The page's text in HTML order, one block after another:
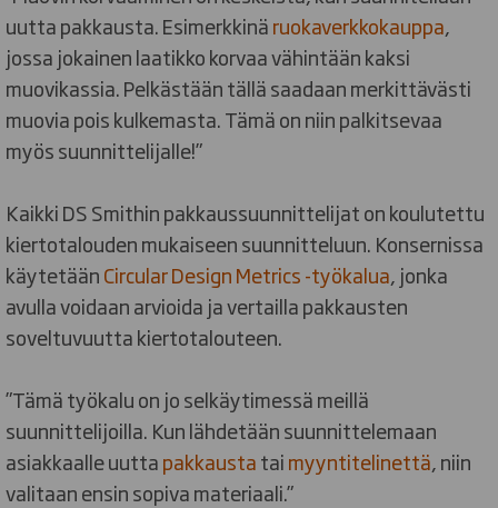
uutta pakkausta. Esimerkkinäruokaverkkokauppa,
jossa jokainen laatikko korvaa vähintään kaksi
muovikassia. Pelkästään tällä saadaan merkittävästi
muovia pois kulkemasta. Tämä on niin palkitsevaa
myös suunnittelijalle!”
Kaikki DS Smithin pakkaussuunnittelijat on koulutettu
kiertotalouden mukaiseen suunnitteluun. Konsernissa
käytetäänCircular Design Metrics -työkalua, jonka
avulla voidaan arvioida ja vertailla pakkausten
soveltuvuutta kiertotalouteen.
”Tämä työkalu on jo selkäytimessä meillä
suunnittelijoilla. Kun lähdetään suunnittelemaan
asiakkaalle uuttapakkaustataimyyntitelinettä, niin
valitaan ensin sopiva materiaali.”